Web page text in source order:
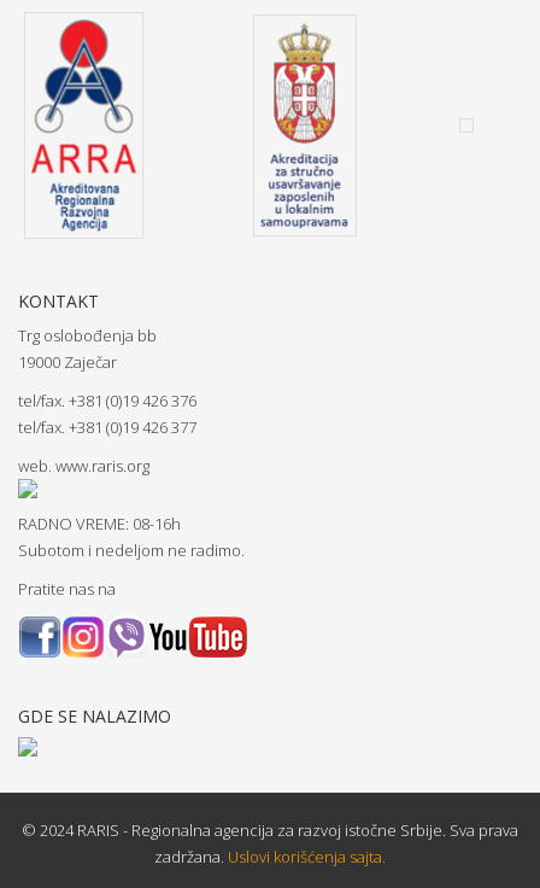
KONTAKT
Trg oslobođenja bb
19000 Zaječar
tel/fax. +381 (0)19 426 376
tel/fax. +381 (0)19 426 377
web. www.raris.org
RADNO VREME: 08-16h
Subotom i nedeljom ne radimo.
Pratite nas na
GDE SE NALAZIMO
© 2024 RARIS - Regionalna agencija za razvoj istočne Srbije. Sva prava
zadržana. Uslovi korišćenja sajta.